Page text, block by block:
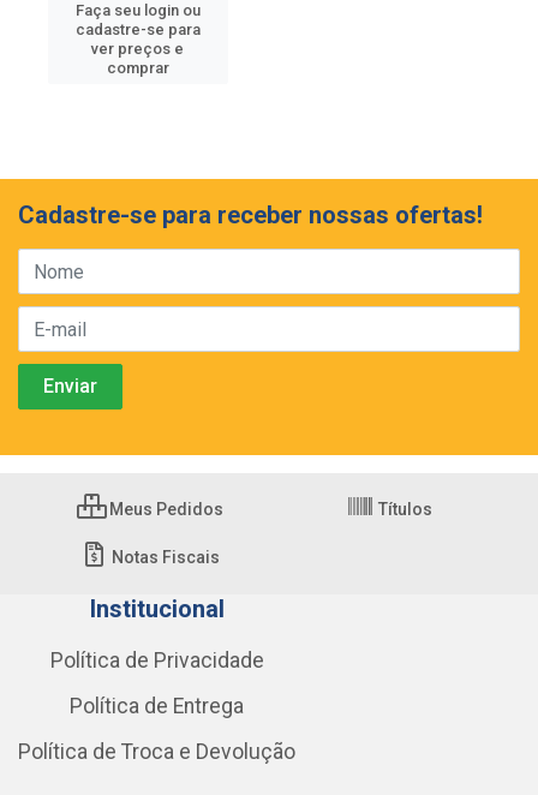
Faça seu login ou
cadastre-se para
ver preços e
comprar
Cadastre-se para receber nossas ofertas!
Meus Pedidos Títulos
Notas Fiscais
Institucional
Política de Privacidade
Política de Entrega
Política de Troca e Devolução